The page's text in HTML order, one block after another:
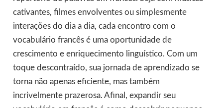
cativantes, filmes envolventes ou simplesmente
interações do dia a dia, cada encontro com o
vocabulário francês é uma oportunidade de
crescimento e enriquecimento linguístico. Com um
toque descontraído, sua jornada de aprendizado se
torna não apenas eficiente, mas também
incrivelmente prazerosa. Afinal, expandir seu